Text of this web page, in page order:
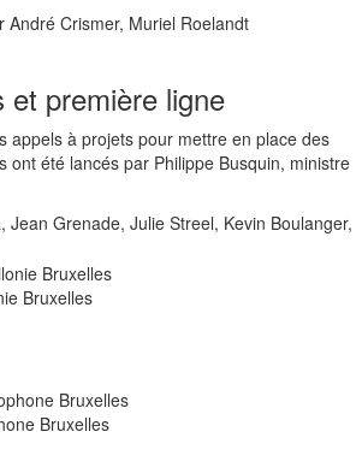
André Crismer, Muriel Roelandt
et première ligne
appels à projets pour mettre en place des
ont été lancés par Philippe Busquin, ministre
Jean Grenade, Julie Streel, Kevin Boulanger,
Bruxelles
Bruxelles